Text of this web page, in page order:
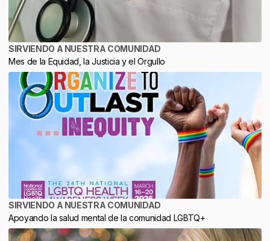
SIRVIENDO A NUESTRA COMUNIDAD
Mes de la Equidad, la Justicia y el Orgullo
SIRVIENDO A NUESTRA COMUNIDAD
Apoyando la salud mental de la comunidad LGBTQ+